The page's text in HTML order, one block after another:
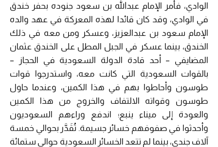
الوادي، فأمر الإمام عبدالله بن سعود جنوده بحفر خندق
في الوادي، وقد كان قائدا لهذه المعركة في عهد والده
الإمام سعود بن عبدالعزيز، وعسكر ومن معه في ذلك
الخندق، بينما عسكر في الجبل المطل على الخندق عثمان
المضايفي – أحد قادة الدولة السعودية في الحجاز –
بالقوات السعودية التي كانت معه، واستدرجوا قوات
طوسون وأحاطوا بهم في هذا الكمين، وعندما حاول
طوسون وقواته الالتفاف والخروج من هذا الكمين
والعودة إلى ميناء ينبع؛ اندفع وراءهم السعوديون
وأحدثوا في صفوفهم خسائر جسيمة. تُقَدَّر بحوالي خمسة
آلاف جندي، بينما لم تتعد الخسائر السعودية حوالي ستمائة